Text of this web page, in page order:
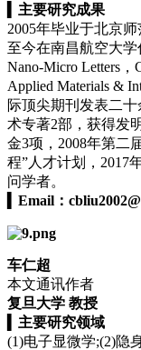
主要研究成果
2005年毕业于北京
至今在南昌航空大
Nano-Micro Letters，
Applied Materials &
际顶尖期刊发表二
术专著2部，获得发
金3项，2008年第二
程”人才计划，2017
问学者。
Email：
车仁超
本文通讯作者
复旦大学 教授
主要研究领域
(1)电子显微学;(2)隐